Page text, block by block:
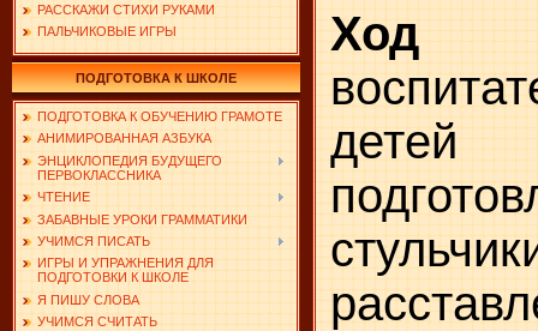
РАССКАЖИ СТИХИ РУКАМИ
ПАЛЬЧИКОВЫЕ ИГРЫ
ПОДГОТОВКА К ШКОЛЕ
ПОДГОТОВКА К ОБУЧЕНИЮ ГРАМОТЕ
АНИМИРОВАННАЯ АЗБУКА
ЭНЦИКЛОПЕДИЯ БУДУЩЕГО
ПЕРВОКЛАССНИКА
ЧТЕНИЕ
ЗАБАВНЫЕ УРОКИ ГРАММАТИКИ
УЧИМСЯ ПИСАТЬ
ИГРЫ И УПРАЖНЕНИЯ ДЛЯ
ПОДГОТОВКИ К ШКОЛЕ
Я ПИШУ СЛОВА
УЧИМСЯ СЧИТАТЬ